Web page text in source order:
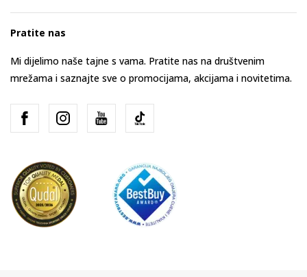
Pratite nas
Mi dijelimo naše tajne s vama. Pratite nas na društvenim
mrežama i saznajte sve o promocijama, akcijama i novitetima.